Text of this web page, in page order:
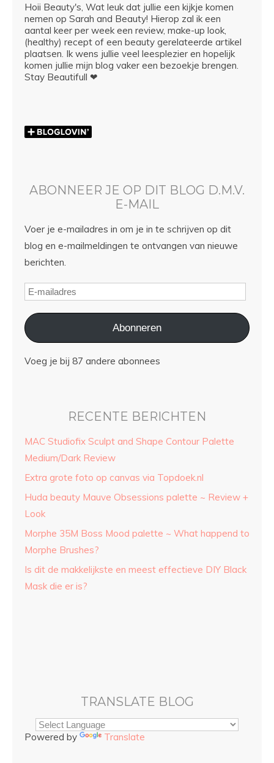
Hoii Beauty's, Wat leuk dat jullie een kijkje komen
nemen op Sarah and Beauty! Hierop zal ik een
aantal keer per week een review, make-up look,
(healthy) recept of een beauty gerelateerde artikel
plaatsen. Ik wens jullie veel leesplezier en hopelijk
komen jullie mijn blog vaker een bezoekje brengen.
Stay Beautifull ❤
ABONNEER JE OP DIT BLOG D.M.V.
E-MAIL
Voer je e-mailadres in om je in te schrijven op dit
blog en e-mailmeldingen te ontvangen van nieuwe
berichten.
Abonneren
Voeg je bij 87 andere abonnees
RECENTE BERICHTEN
MAC Studiofix Sculpt and Shape Contour Palette
Medium/Dark Review
Extra grote foto op canvas via Topdoek.nl
Huda beauty Mauve Obsessions palette ~ Review +
Look
Morphe 35M Boss Mood palette ~ What happend to
Morphe Brushes?
Is dit de makkelijkste en meest effectieve DIY Black
Mask die er is?
TRANSLATE BLOG
Powered by Translate